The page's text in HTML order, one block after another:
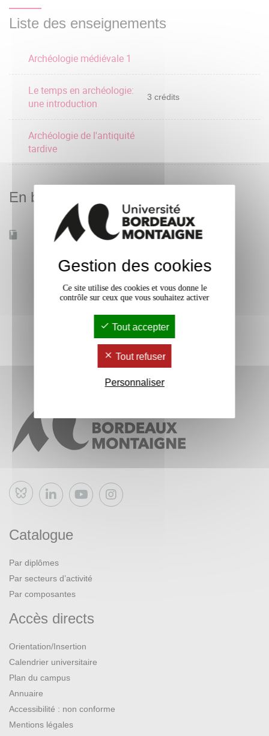
Liste des enseignements
Archéologie médiévale 1
Le temps en archéologie:
une introduction
3 crédits
Archéologie de l'antiquité
tardive
En bref
Accessible à distance Non
Bluesky
Catalogue
Par diplômes
Par secteurs d’activité
Par composantes
Accès directs
Orientation/Insertion
Calendrier universitaire
Plan du campus
Annuaire
Accessibilité : non conforme
Mentions légales
Gestion des cookies
Ce site utilise des cookies et vous donne le
contrôle sur ceux que vous souhaitez activer
Tout accepter
Tout refuser
Personnaliser